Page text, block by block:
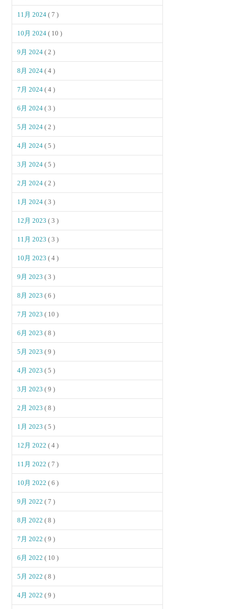
11月 2024( 7 )
10月 2024( 10 )
9月 2024( 2 )
8月 2024( 4 )
7月 2024( 4 )
6月 2024( 3 )
5月 2024( 2 )
4月 2024( 5 )
3月 2024( 5 )
2月 2024( 2 )
1月 2024( 3 )
12月 2023( 3 )
11月 2023( 3 )
10月 2023( 4 )
9月 2023( 3 )
8月 2023( 6 )
7月 2023( 10 )
6月 2023( 8 )
5月 2023( 9 )
4月 2023( 5 )
3月 2023( 9 )
2月 2023( 8 )
1月 2023( 5 )
12月 2022( 4 )
11月 2022( 7 )
10月 2022( 6 )
9月 2022( 7 )
8月 2022( 8 )
7月 2022( 9 )
6月 2022( 10 )
5月 2022( 8 )
4月 2022( 9 )